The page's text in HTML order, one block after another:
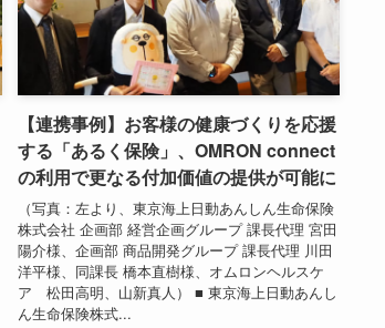
【連携事例】お客様の健康づくりを応援
する「あるく保険」、OMRON connect
の利用で更なる付加価値の提供が可能に
（写真：左より、東京海上日動あんしん生命保険
株式会社 企画部 経営企画グループ 課長代理 宮田
陽介様、企画部 商品開発グループ 課長代理 川田
洋平様、同課長 橋本直樹様、オムロンヘルスケ
ア 松田高明、山新真人） ■ 東京海上日動あんし
ん生命保険株式...